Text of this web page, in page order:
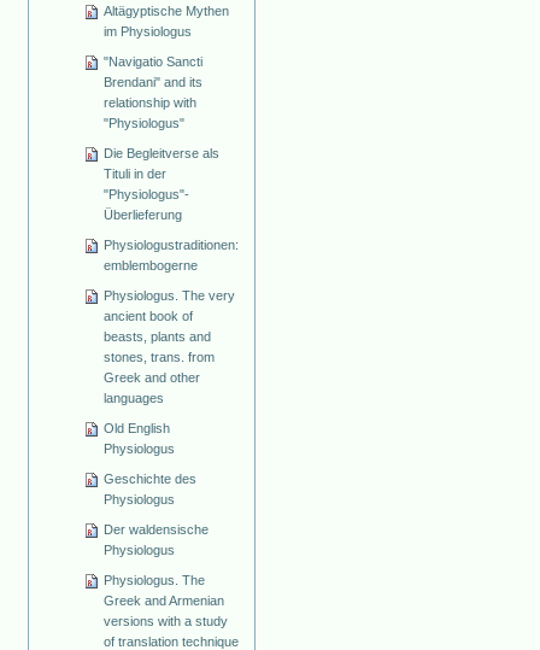
Altägyptische Mythen
im Physiologus
"Navigatio Sancti
Brendani" and its
relationship with
"Physiologus"
Die Begleitverse als
Tituli in der
"Physiologus"-
Überlieferung
Physiologustraditionen:
emblembogerne
Physiologus. The very
ancient book of
beasts, plants and
stones, trans. from
Greek and other
languages
Old English
Physiologus
Geschichte des
Physiologus
Der waldensische
Physiologus
Physiologus. The
Greek and Armenian
versions with a study
of translation technique